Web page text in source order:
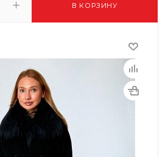
В КОРЗИНУ